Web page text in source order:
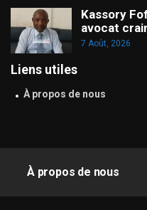
Kassory
avocat
7 Août, 2026
Liens utiles
À propos de nous
À propos de nous